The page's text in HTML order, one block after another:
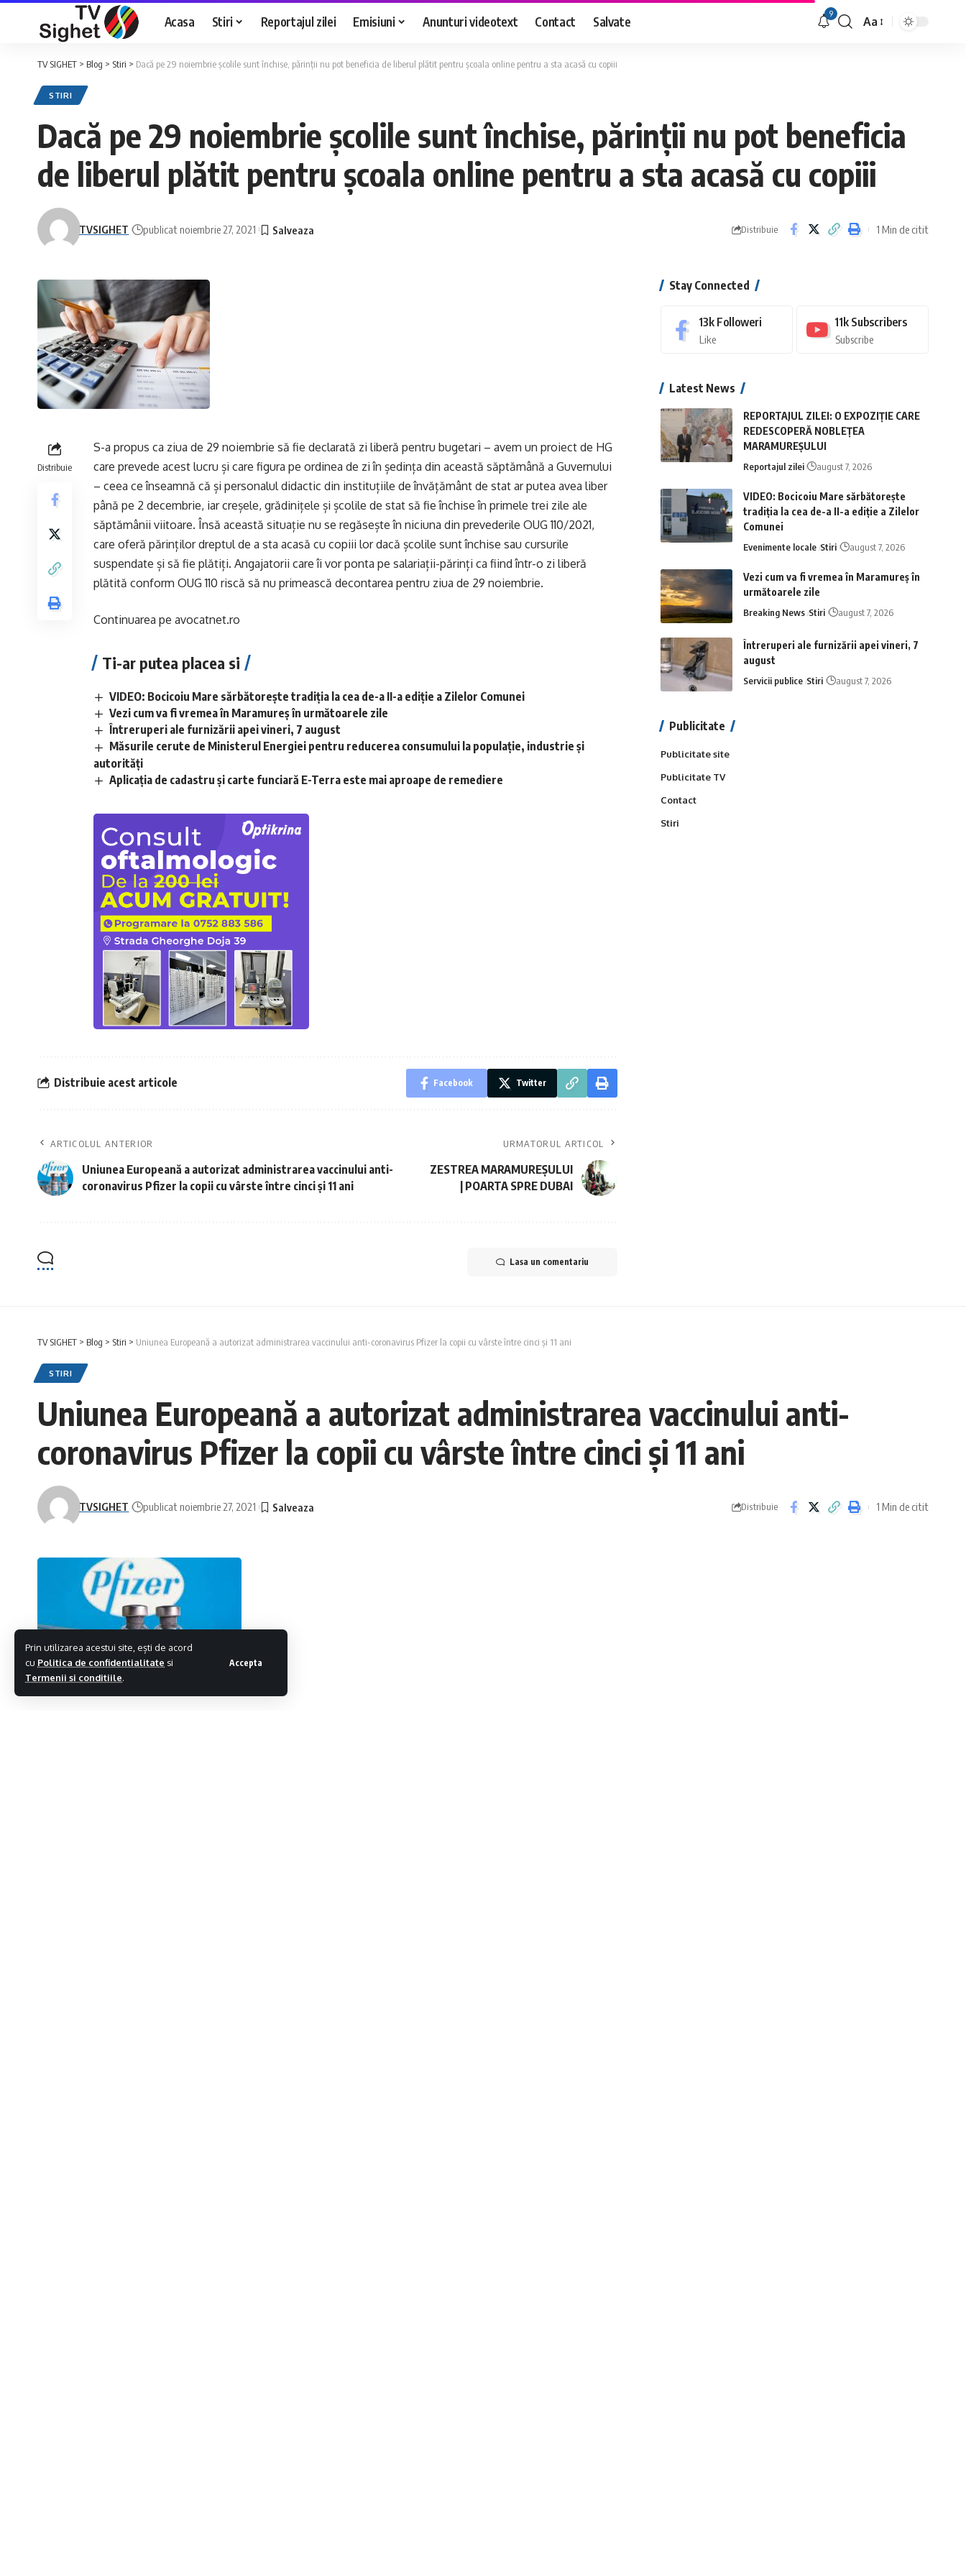
Prin utilizarea acestui site, ești de acord
cu Politica de confidentialitate si
Termenii si conditiile.
Accepta
Acasa Stiri Reportajul zilei Emisiuni Anunturi videotext Contact Salvate 9
Font
Aa
TV SIGHET > Blog > Stiri > Dacă pe 29 noiembrie școlile sunt închise, părinții nu pot beneficia de liberul plătit pentru școala online pentru a sta acasă cu copiii
STIRI
Dacă pe 29 noiembrie școlile sunt închise, părinții nu pot beneficia
de liberul plătit pentru școala online pentru a sta acasă cu copiii
TVSIGHET publicat noiembrie 27, 2021 Distribuie 1 Min de citit
Distribuie
S-a propus ca ziua de 29 noiembrie să fie declarată zi liberă pentru bugetari – avem un proiect de HG
care prevede acest lucru și care figura pe ordinea de zi în ședința din această săptămână a Guvernului
– ceea ce înseamnă că și personalul didactic din instituțiile de învățământ de stat ar putea avea liber
până pe 2 decembrie, iar creșele, grădinițele și școlile de stat să fie închise în primele trei zile ale
săptămânii viitoare. Însă această situație nu se regăsește în niciuna din prevederile OUG 110/2021,
care oferă părinților dreptul de a sta acasă cu copiii lor dacă școlile sunt închise sau cursurile
suspendate și să fie plătiți. Angajatorii care îi vor ponta pe salariații-părinți ca fiind într-o zi liberă
plătită conform OUG 110 riscă să nu primească decontarea pentru ziua de 29 noiembrie.
Continuarea pe avocatnet.ro
Ti-ar putea placea si
VIDEO: Bocicoiu Mare sărbătorește tradiția la cea de-a II-a ediție a Zilelor Comunei
Vezi cum va fi vremea în Maramureș în următoarele zile
Întreruperi ale furnizării apei vineri, 7 august
Măsurile cerute de Ministerul Energiei pentru reducerea consumului la populație, industrie și
autorități
Aplicaţia de cadastru şi carte funciară E-Terra este mai aproape de remediere
Distribuie acest articole Facebook Twitter
ARTICOLUL ANTERIOR
Uniunea Europeană a autorizat administrarea vaccinului anti-
coronavirus Pfizer la copii cu vârste între cinci și 11 ani
URMATORUL ARTICOL
ZESTREA MARAMUREȘULUI
| POARTA SPRE DUBAI
Lasa un comentariu
Stay Connected
13k Followeri
Like
11k Subscribers
Subscribe
Latest News
REPORTAJUL ZILEI: O EXPOZIȚIE CARE
REDESCOPERĂ NOBLEȚEA
MARAMUREȘULUI
Reportajul zilei august 7, 2026
VIDEO: Bocicoiu Mare sărbătorește
tradiția la cea de-a II-a ediție a Zilelor
Comunei
Evenimente locale Stiri august 7, 2026
Vezi cum va fi vremea în Maramureș în
următoarele zile
Breaking News Stiri august 7, 2026
Întreruperi ale furnizării apei vineri, 7
august
Servicii publice Stiri august 7, 2026
Publicitate
Publicitate site
Publicitate TV
Contact
Stiri
TV SIGHET > Blog > Stiri > Uniunea Europeană a autorizat administrarea vaccinului anti-coronavirus Pfizer la copii cu vârste între cinci și 11 ani
STIRI
Uniunea Europeană a autorizat administrarea vaccinului anti-
coronavirus Pfizer la copii cu vârste între cinci și 11 ani
TVSIGHET publicat noiembrie 27, 2021 Distribuie 1 Min de citit